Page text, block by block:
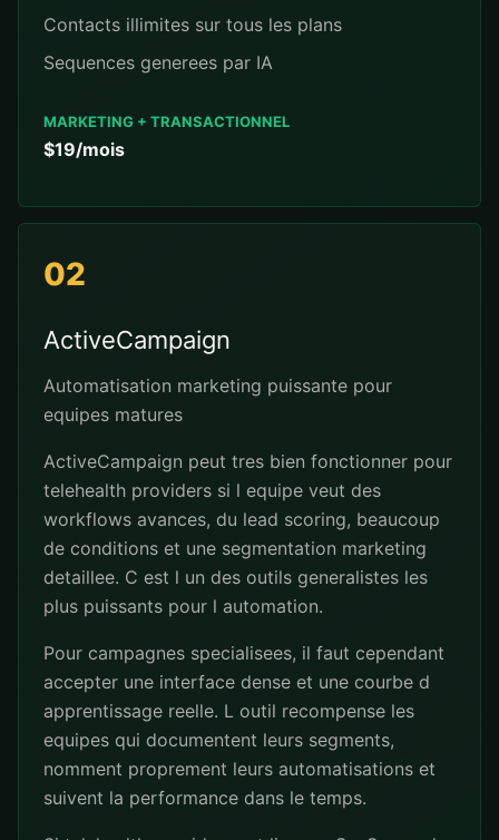
Contacts illimites sur tous les plans
Sequences generees par IA
MARKETING + TRANSACTIONNEL
$19/mois
02
ActiveCampaign
Automatisation marketing puissante pour
equipes matures
ActiveCampaign peut tres bien fonctionner pour
telehealth providers si l equipe veut des
workflows avances, du lead scoring, beaucoup
de conditions et une segmentation marketing
detaillee. C est l un des outils generalistes les
plus puissants pour l automation.
Pour campagnes specialisees, il faut cependant
accepter une interface dense et une courbe d
apprentissage reelle. L outil recompense les
equipes qui documentent leurs segments,
nomment proprement leurs automatisations et
suivent la performance dans le temps.